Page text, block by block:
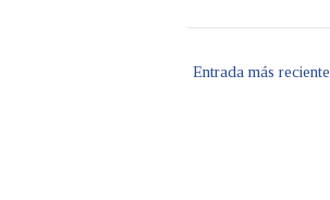
Entrada más reciente